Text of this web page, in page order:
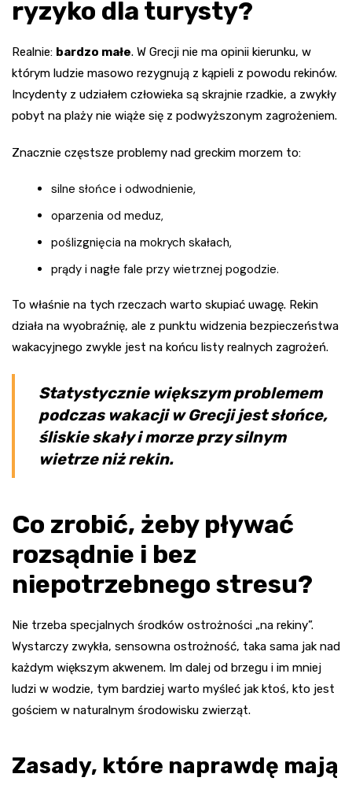
ryzyko dla turysty?
Realnie: bardzo małe. W Grecji nie ma opinii kierunku, w
którym ludzie masowo rezygnują z kąpieli z powodu rekinów.
Incydenty z udziałem człowieka są skrajnie rzadkie, a zwykły
pobyt na plaży nie wiąże się z podwyższonym zagrożeniem.
Znacznie częstsze problemy nad greckim morzem to:
silne słońce i odwodnienie,
oparzenia od meduz,
poślizgnięcia na mokrych skałach,
prądy i nagłe fale przy wietrznej pogodzie.
To właśnie na tych rzeczach warto skupiać uwagę. Rekin
działa na wyobraźnię, ale z punktu widzenia bezpieczeństwa
wakacyjnego zwykle jest na końcu listy realnych zagrożeń.
Statystycznie większym problemem
podczas wakacji w Grecji jest słońce,
śliskie skały i morze przy silnym
wietrze niż rekin.
Co zrobić, żeby pływać
rozsądnie i bez
niepotrzebnego stresu?
Nie trzeba specjalnych środków ostrożności „na rekiny”.
Wystarczy zwykła, sensowna ostrożność, taka sama jak nad
każdym większym akwenem. Im dalej od brzegu i im mniej
ludzi w wodzie, tym bardziej warto myśleć jak ktoś, kto jest
gościem w naturalnym środowisku zwierząt.
Zasady, które naprawdę mają